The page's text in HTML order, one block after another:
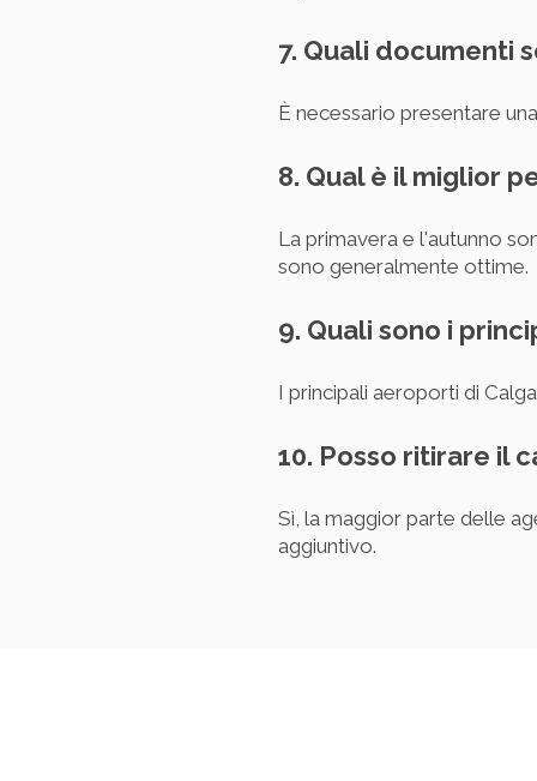
7. Quali documenti
È necessario presentare
8. Qual è il miglior
La primavera e l'autunno
sono generalmente ottime.
9. Quali sono i
I principali aeroporti di
10. Posso ritirare il
Sì, la maggior parte delle
aggiuntivo.